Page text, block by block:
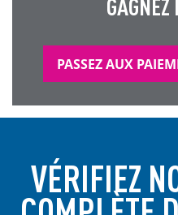
PASSEZ AUX
VÉRIFIEZ